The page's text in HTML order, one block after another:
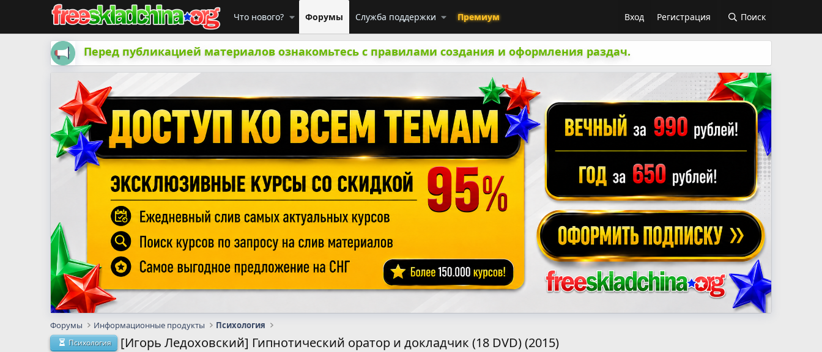
Что нового? Форумы Служба поддержки Премиум Вход Регистрация Поиск
Перед публикацией материалов ознакомьтесь с правилами создания и оформления раздач.
Форумы Информационные продукты Психология
Психология [Игорь Ледоховский] Гипнотический оратор и докладчик (18 DVD) (2015)